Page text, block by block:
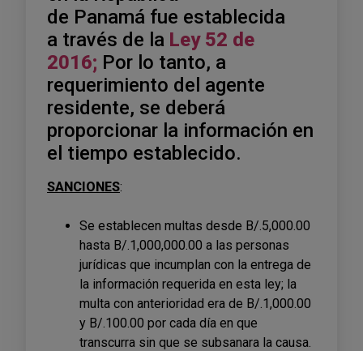
de Panamá fue establecida
a través de la Ley 52 de
2016; Por lo tanto, a
requerimiento del agente
residente, se deberá
proporcionar la información en
el tiempo establecido.
SANCIONES:
Se establecen multas desde B/.5,000.00
hasta B/.1,000,000.00 a las personas
jurídicas que incumplan con la entrega de
la información requerida en esta ley; la
multa con anterioridad era de B/.1,000.00
y B/.100.00 por cada día en que
transcurra sin que se subsanara la causa.